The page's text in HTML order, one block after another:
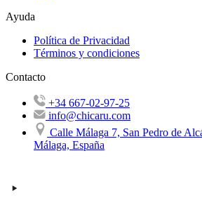
Ayuda
Política de Privacidad
Términos y condiciones
Contacto
+34 667-02-97-25
info@chicaru.com
Calle Málaga 7, San Pedro de
Málaga, España